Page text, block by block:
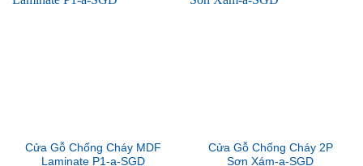
Cửa Gỗ Chống Cháy MDF
Laminate P1-a-SGD
Cửa Gỗ Chống Cháy 2P
Sơn Xám-a-SGD